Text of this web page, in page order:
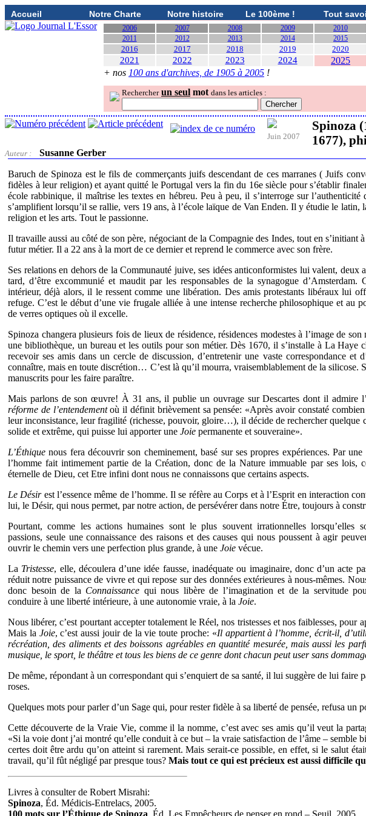
Accueil Notre Charte Notre histoire Le 100ème ! Tout
2006 2007 2008 2009
2010
2011
2012 2013 2014 2015
2016 2017 2018 2019 2020
2021 2022 2023 2024
2025
+ nos 100 ans d'archives, de 1905 à 2005 !
Rechercher un seul mot dans les articles :
Juin 2007
Spinoza
1677),
Auteur : Susanne Gerber
Baruch de Spinoza est le fils de commerçants juifs descendant de ces marranes ( Juifs
fidèles à leur religion) et ayant quitté le Portugal vers la fin du 16e siècle pour s’établir
école rabbinique, il maîtrise les textes en hébreu. Peu à peu, il s’interroge sur l’authenticité
s’amplifient lorsqu’il se rallie, vers 19 ans, à l’école laïque de Van Enden. Il y étudie le latin,
religion et les arts. Tout le passionne.
Il travaille aussi au côté de son père, négociant de la Compagnie des Indes, tout en s’initiant
futur métier. Il a 22 ans à la mort de ce dernier et reprend le commerce avec son frère.
Ses relations en dehors de la Communauté juive, ses idées anticonformistes lui valent, deux
tard, d’être excommunié et maudit par les responsables de la synagogue d’Amsterdam.
intérieur, déjà alors, il le ressent comme une libération. Des amis protestants libéraux lui
refuge. C’est le début d’une vie frugale alliée à une intense recherche philosophique et au
de verres optiques où il excelle.
Spinoza changera plusieurs fois de lieux de résidence, résidences modestes à l’image de
une bibliothèque, un bureau et les outils pour son métier. Dès 1670, il s’installe à La Haye
recevoir ses amis dans un cercle de discussion, d’entretenir une vaste correspondance et
connaître, mais en toute discrétion… C’est là qu’il mourra, vraisemblablement de la silicose.
manuscrits pour les faire paraître.
Mais parlons de son œuvre! À 31 ans, il publie un ouvrage sur Descartes dont il admire
réforme de l’entendementoù il définit brièvement sa pensée: «Après avoir constaté
leur inconsistance, leur fragilité (richesse, pouvoir, gloire…), il décide de rechercher quelque
solide et extrême, qui puisse lui apporter une Joie permanente et souveraine».
L’Éthique nous fera découvrir son cheminement, basé sur ses propres expériences. Par
l’homme fait intimement partie de la Création, donc de la Nature immuable par ses lois,
éternelle de Dieu, cet Etre infini dont nous ne connaissons que certains aspects.
Le Désirest l’essence même de l’homme. Il se réfère au Corps et à l’Esprit en interaction
lui, le Désir, qui nous permet, par notre action, de persévérer dans notre Étre, toujours à
Pourtant, comme les actions humaines sont le plus souvent irrationnelles lorsqu’elles
passions, seule une connaissance des raisons et des causes qui nous poussent à agir
ouvrir le chemin vers une perfection plus grande, à une Joie vécue.
La Tristesse, elle, découlera d’une idée fausse, inadéquate ou imaginaire, donc d’un acte
réduit notre puissance de vivre et qui repose sur des données extérieures à nous-mêmes.
donc besoin de la Connaissance qui nous libère de l’imagination et de la servitude
conduire à une liberté intérieure, à une autonomie vraie, à la Joie.
Nous libérer, c’est pourtant accepter totalement le Réel, nos tristesses et nos faiblesses, pour
Mais la Joie, c’est aussi jouir de la vie toute proche: «Il appartient à l’homme, écrit-il,
récréation, des aliments et des boissons agréables en quantité mesurée, mais aussi les
musique, le sport, le théâtre et tous les biens de ce genre dont chacun peut user sans
De même, répondant à un correspondant qui s’enquiert de sa santé, il lui suggère de lui faire
roses.
Quelques mots pour parler d’un Sage qui, pour rester fidèle à sa liberté de pensée, refusa un
Cette découverte de la Vraie Vie, comme il la nomme, c’est avec ses amis qu’il veut la
«Si la voie dont j’ai montré qu’elle conduit à ce but – la vraie satisfaction de l’âme – semble
certes doit être ardu qu’on atteint si rarement. Mais serait-ce possible, en effet, si le salut
travail, qu’il fût négligé par presque tous? Mais tout ce qui est précieux est aussi difficile
Livres à consulter de Robert Misrahi:
Spinoza, Éd. Médicis-Entrelacs, 2005.
100 mots sur l’Éthique de Spinoza , Éd. Les Empêcheurs de penser en rond – Seuil, 2005